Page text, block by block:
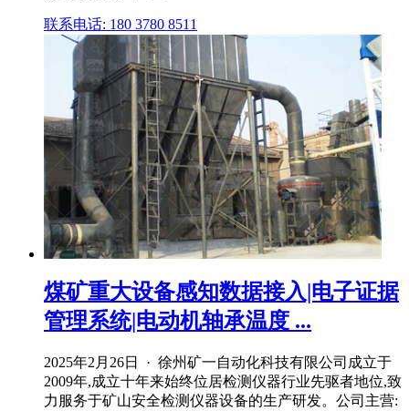
联系电话: 180 3780 8511
煤矿重大设备感知数据接入|电子证据
管理系统|电动机轴承温度 ...
2025年2月26日 · 徐州矿一自动化科技有限公司成立于
2009年,成立十年来始终位居检测仪器行业先驱者地位,致
力服务于矿山安全检测仪器设备的生产研发。公司主营: